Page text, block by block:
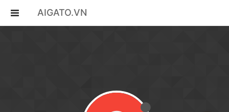
AIGATO.VN